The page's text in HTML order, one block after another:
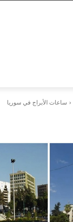
ساعات الأبراج في سوريا